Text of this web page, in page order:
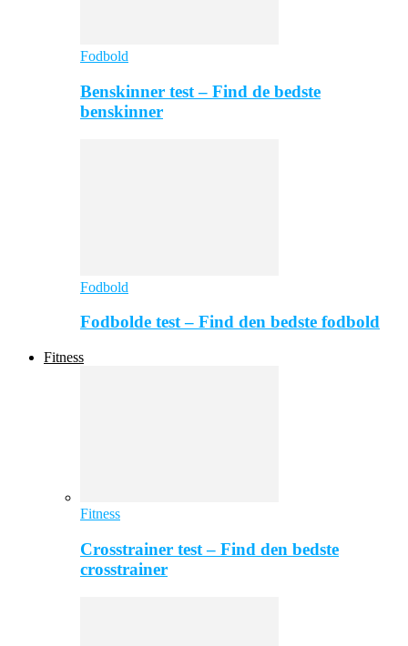
Fodbold
Benskinner test – Find de bedste
benskinner
Fodbold
Fodbolde test – Find den bedste fodbold
Fitness
Fitness
Crosstrainer test – Find den bedste
crosstrainer